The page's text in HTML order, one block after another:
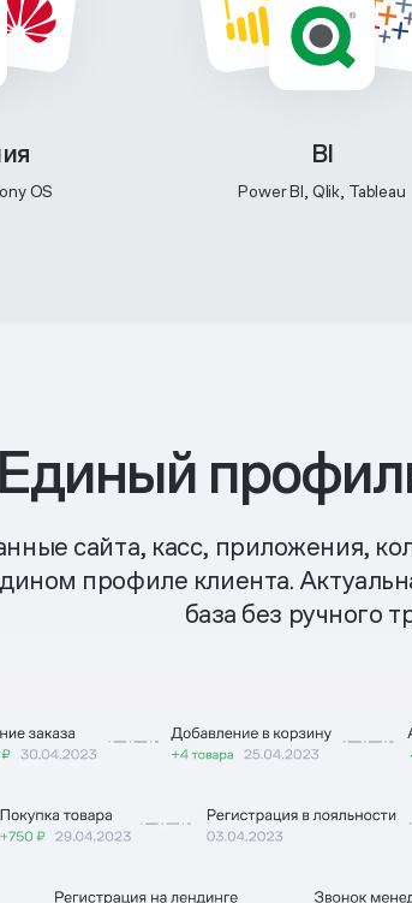
OS
BI
Power BI, Qlik, Tableau
Единый
сайта, касс, приложения,
профиле клиента.
база без ручного